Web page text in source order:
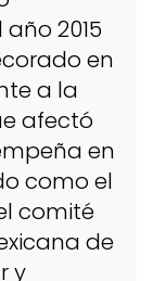
2015
en
a la
afectó
en
como el
comité
de
y